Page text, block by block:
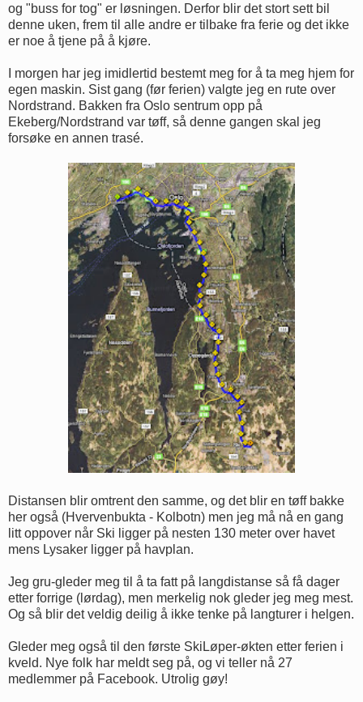
og "buss for tog" er løsningen. Derfor blir det stort sett bil
denne uken, frem til alle andre er tilbake fra ferie og det ikke
er noe å tjene på å kjøre.
I morgen har jeg imidlertid bestemt meg for å ta meg hjem for
egen maskin. Sist gang (før ferien) valgte jeg en rute over
Nordstrand. Bakken fra Oslo sentrum opp på
Ekeberg/Nordstrand var tøff, så denne gangen skal jeg
forsøke en annen trasé.
Distansen blir omtrent den samme, og det blir en tøff bakke
her også (Hvervenbukta - Kolbotn) men jeg må nå en gang
litt oppover når Ski ligger på nesten 130 meter over havet
mens Lysaker ligger på havplan.
Jeg gru-gleder meg til å ta fatt på langdistanse så få dager
etter forrige (lørdag), men merkelig nok gleder jeg meg mest.
Og så blir det veldig deilig å ikke tenke på langturer i helgen.
Gleder meg også til den første SkiLøper-økten etter ferien i
kveld. Nye folk har meldt seg på, og vi teller nå 27
medlemmer på Facebook. Utrolig gøy!